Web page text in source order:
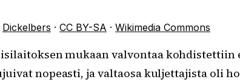
Dickelbers · CC BY-SA · Wikimedia Commons
mukaan valvontaa
nopeasti, ja valtaosa kuljettajista oli